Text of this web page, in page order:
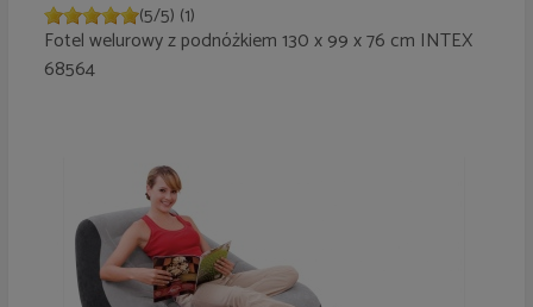
(5/5) (1)
Fotel welurowy z podnóżkiem 130 x 99 x 76 cm INTEX
68564